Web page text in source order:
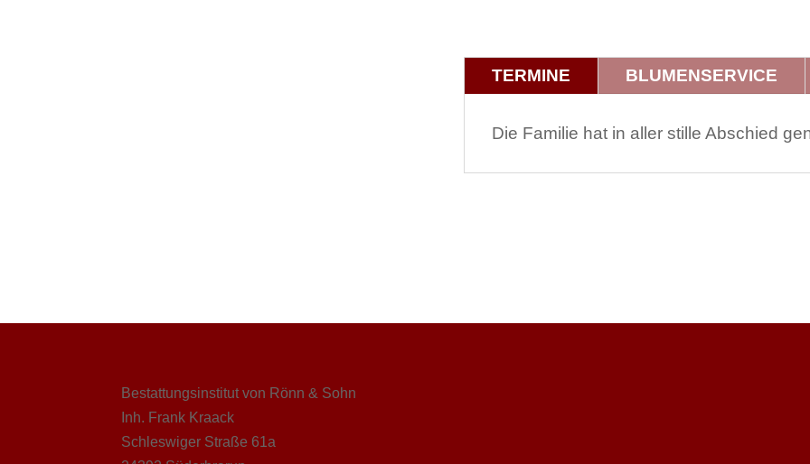
TERMINE BLUMENSERVICE
Die Familie hat in aller stille Abschied
Bestattungsinstitut von Rönn & Sohn
Inh. Frank Kraack
Schleswiger Straße 61a